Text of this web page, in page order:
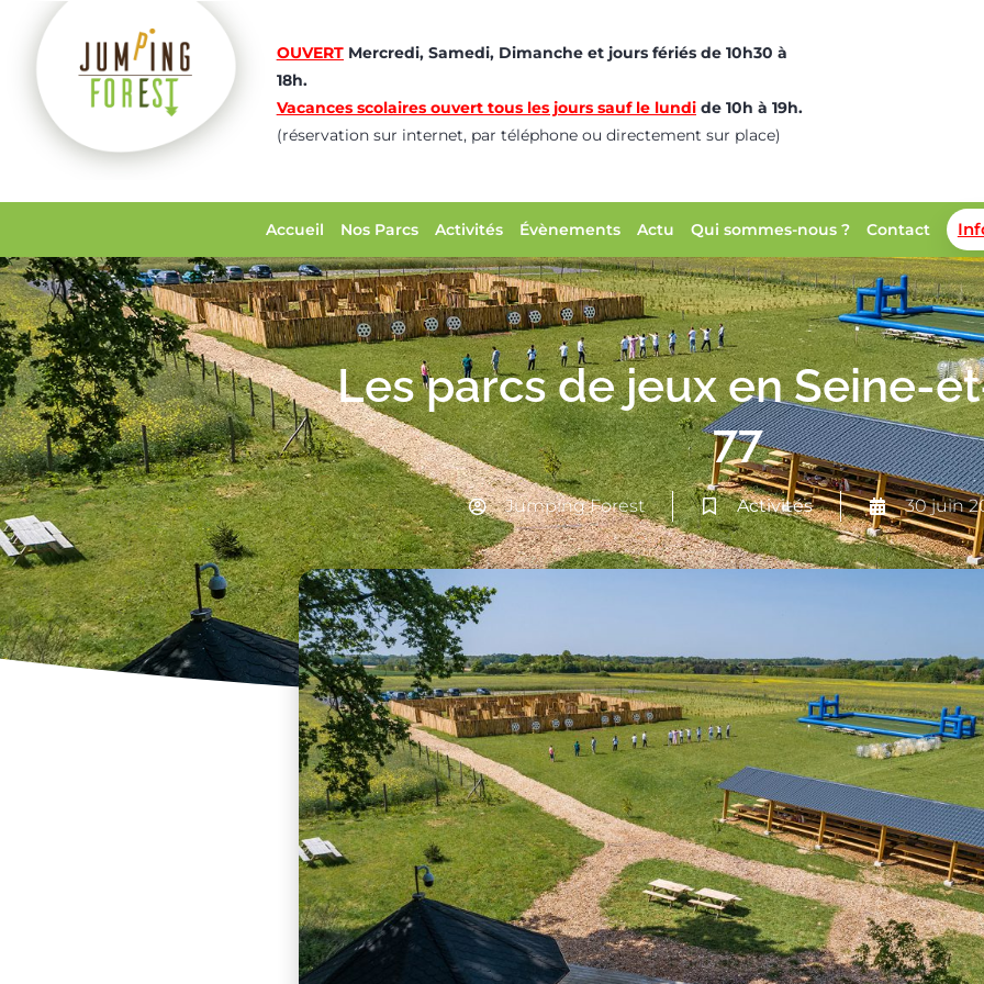
OUVERT Mercredi, Samedi, Dimanche et jours fériés de 10h30 à
18h.
Vacances scolaires ouvert tous les jours sauf le lundide 10h à 19h.
(réservation sur internet, par téléphone ou directement sur place)
Accueil Nos Parcs Activités Évènements Actu Qui sommes-nous ? Contact
Les parcs de jeux en Seine-
77
Jumping Forest Activités 30 juin